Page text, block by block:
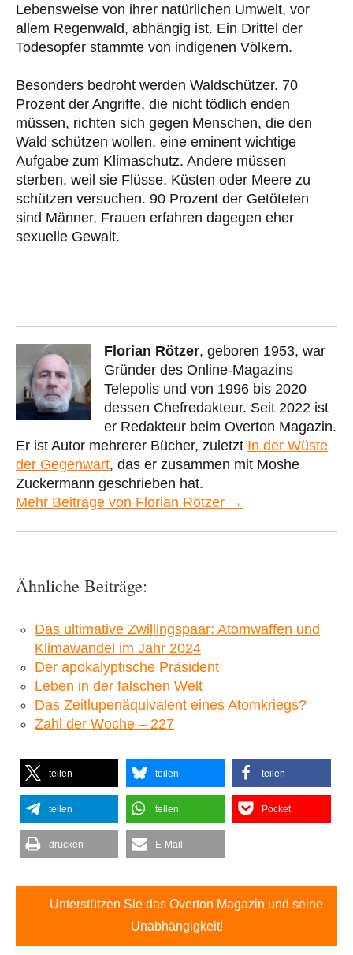
Lebensweise von ihrer natürlichen Umwelt, vor
allem Regenwald, abhängig ist. Ein Drittel der
Todesopfer stammte von indigenen Völkern.
Besonders bedroht werden Waldschützer. 70
Prozent der Angriffe, die nicht tödlich enden
müssen, richten sich gegen Menschen, die den
Wald schützen wollen, eine eminent wichtige
Aufgabe zum Klimaschutz. Andere müssen
sterben, weil sie Flüsse, Küsten oder Meere zu
schützen versuchen. 90 Prozent der Getöteten
sind Männer, Frauen erfahren dagegen eher
sexuelle Gewalt.
Florian Rötzer, geboren 1953, war
Gründer des Online-Magazins
Telepolis und von 1996 bis 2020
dessen Chefredakteur. Seit 2022 ist
er Redakteur beim Overton Magazin.
Er ist Autor mehrerer Bücher, zuletzt In der Wüste
der Gegenwart, das er zusammen mit Moshe
Zuckermann geschrieben hat.
Mehr Beiträge von Florian Rötzer →
Ähnliche Beiträge:
Das ultimative Zwillingspaar: Atomwaffen und
Klimawandel im Jahr 2024
Der apokalyptische Präsident
Leben in der falschen Welt
Das Zeitlupenäquivalent eines Atomkriegs?
Zahl der Woche – 227
teilen teilen teilen
teilen teilen Pocket
drucken E-Mail
Unterstützen Sie das Overton Magazin und seine
Unabhängigkeit!